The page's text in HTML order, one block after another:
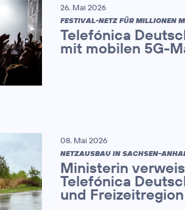
26. Mai 2026
FESTIVAL-NETZ FÜR MILLIONEN
Telefónica
mit mobilen 5G-
08. Mai 2026
NETZAUSBAU IN SACHSEN-
Ministerin
Telefónica
und